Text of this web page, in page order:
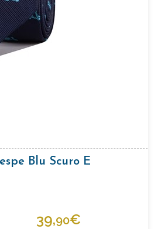
Blu Scuro E
39,90€